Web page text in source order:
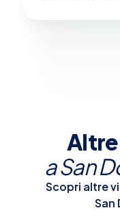
aSan
Scopri altre
San